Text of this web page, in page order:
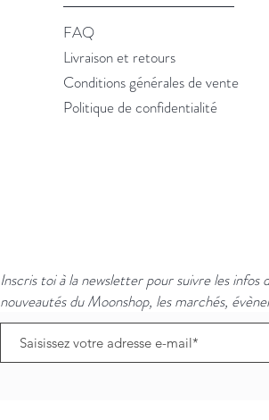
FAQ
Livraison et retours
Conditions générales de vente
Politique de confidentialité
Inscris toi à la newsletter pour suivre les infos
nouveautés du Moonshop, les marchés,